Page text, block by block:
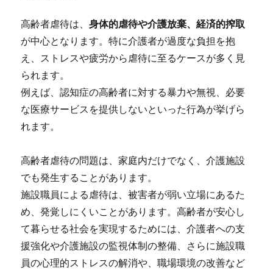
高齢者虐待は、身体的虐待や介護放棄、経済的搾取
が中心となります。特に介護者が過度な負担を抱
え、ストレスや疲労から虐待に至るケースが多く見
られます。
例えば、認知症の高齢者に対する暴力や無視、必要
な医療サービスを提供しないといった行為が挙げら
れます。
高齢者虐待の問題は、家庭内だけでなく、介護施設
でも発生することがあります。
施設職員による虐待は、被害者が弱い立場にあるた
め、発覚しにくいことがあります。高齢者が安心し
て暮らせる社会を実現するためには、介護者への支
援強化や介護施設の監視体制の整備、さらに施設職
員の心理的ストレスの解消や、職場環境の改善など